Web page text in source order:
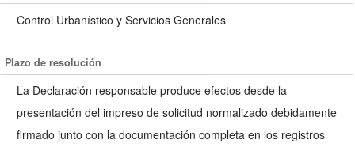
Control Urbanístico y Servicios Generales
Plazo de resolución
La Declaración responsable produce efectos desde la
presentación del impreso de solicitud normalizado debidamente
firmado junto con la documentación completa en los registros